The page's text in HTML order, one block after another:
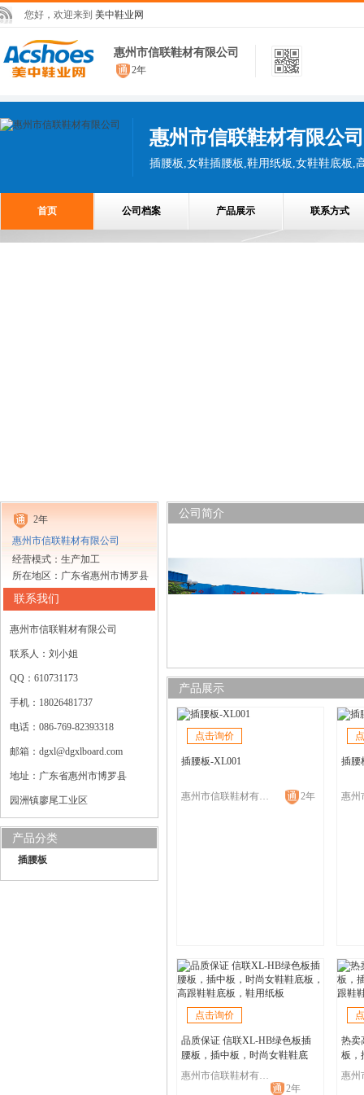
您好，欢迎来到 美中鞋业网
惠州市信联鞋材有限公司
2年
惠州市信联鞋材有限公司
插腰板,女鞋插腰板,鞋用纸板,女鞋鞋底板,
首页 公司档案 产品展示 联系方式
2年
惠州市信联鞋材有限公司
经营模式：生产加工
所在地区：广东省惠州市博罗县
联系我们
惠州市信联鞋材有限公司
联系人：刘小姐
QQ：610731173
手机：18026481737
电话：086-769-82393318
邮箱：dgxl@dgxlboard.com
地址：广东省惠州市博罗县
园洲镇廖尾工业区
产品分类
插腰板
公司简介
产品展示
点击询价
插腰板-XL001
惠州市信联鞋材有限公司 2年
插腰
点击询价
品质保证 信联XL-HB绿色板插
腰板，插中板，时尚女鞋鞋底
板，高跟鞋鞋底板，鞋用纸板
惠州市信联鞋材有限公司
2年
热卖
板，
高跟